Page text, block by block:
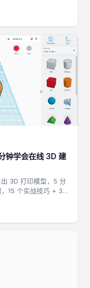
钟学会在线 3D 建
3D 打印模型，5 分
15 个实战技巧 + 3